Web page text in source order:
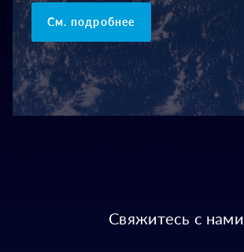
См. подробнее
Свяжитесь с нами